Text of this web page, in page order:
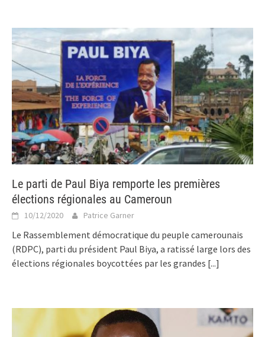
Le parti de Paul Biya remporte les premières
élections régionales au Cameroun
10/12/2020 Patrice Garner
Le Rassemblement démocratique du peuple camerounais
(RDPC), parti du président Paul Biya, a ratissé large lors des
élections régionales boycottées par les grandes [...]